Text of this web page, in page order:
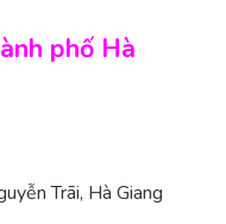
phố Hà
Trãi, Hà Giang